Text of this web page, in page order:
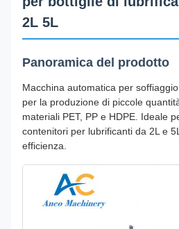
2L 5L
Panoramica del prodotto
Macchina automatica per
per la produzione di piccole
materiali PET, PP e HDPE. Ideale
contenitori per lubrificanti da 2L e
efficienza.